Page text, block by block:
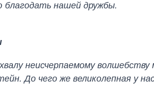
благодать нашей дружбы.
неисчерпаемому
До чего же великолепная у